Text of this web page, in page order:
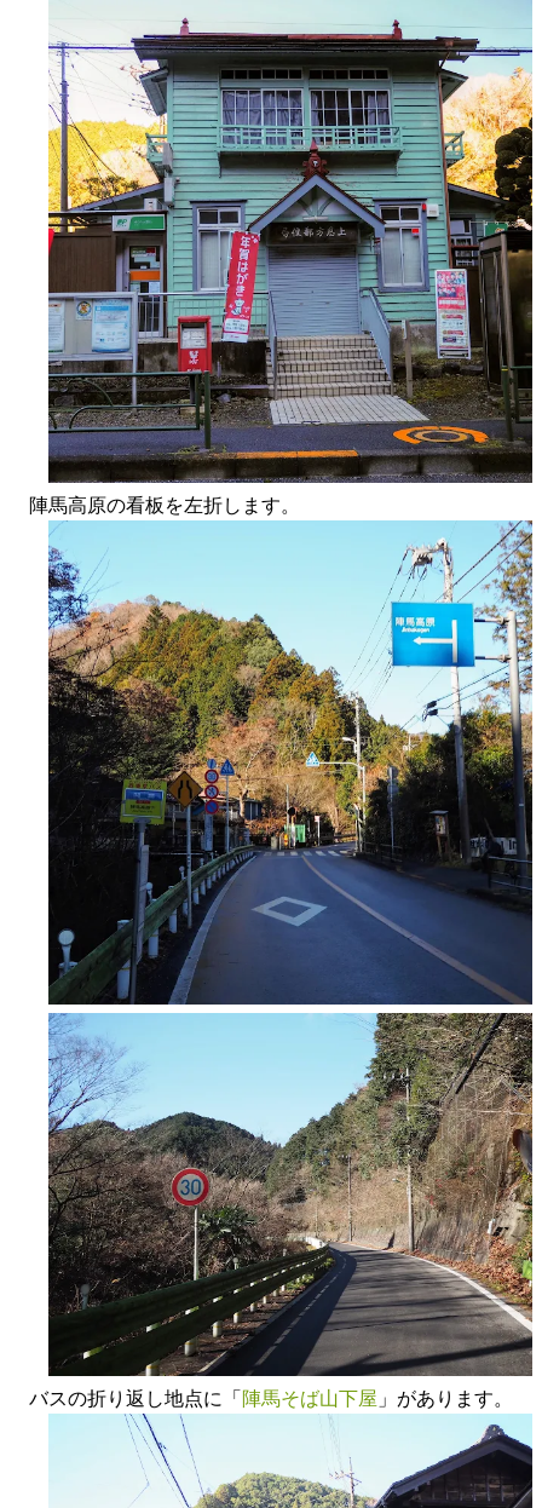
陣馬高原の看板を左折します。
バスの折り返し地点に「 陣馬そば山下屋 」があります。